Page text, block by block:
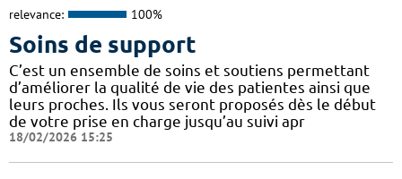
relevance: 100%
Soins de support
C’est un ensemble de soins et soutiens permettant
d’améliorer la qualité de vie des patientes ainsi que
leurs proches. Ils vous seront proposés dès le début
de votre prise en charge jusqu’au suivi apr
18/02/2026 15:25